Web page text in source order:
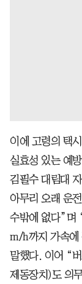
이에 고령의 택
실효성 있는 예
김필수 대림대
아무리 오래 운
수밖에 없다”며
m/h까지 가속에
말했다. 이어 “
제동장치)도 의